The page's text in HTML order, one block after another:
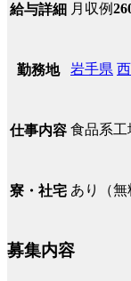
給与詳細 月収例
勤務地 岩手県
仕事内容 食品系工
寮・社宅 あり（無
募集内容